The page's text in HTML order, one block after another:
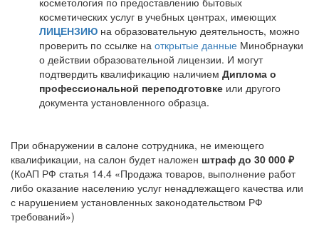
косметических услуг в учебных центрах, имеющих
ЛИЦЕНЗИЮ на образовательную деятельность, можно
проверить по ссылке на открытые данные Минобрнауки
о действии образовательной лицензии. И могут
подтвердить квалификацию наличием Диплома о
профессиональной переподготовке или другого
документа установленного образца.
При обнаружении в салоне сотрудника, не имеющего
квалификации, на салон будет наложен штраф до 30 000 ₽
(КоАП РФ статья 14.4 «Продажа товаров, выполнение работ
либо оказание населению услуг ненадлежащего качества или
с нарушением установленных законодательством РФ
требований»)